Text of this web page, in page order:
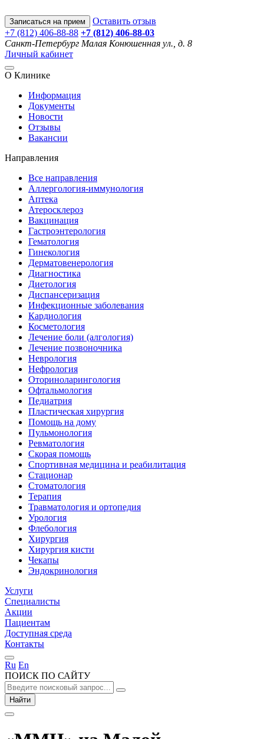
Записаться на прием
Оставить отзыв
+7 (812) 406-88-88 +7 (812) 406-88-03
Санкт-Петербург Малая Конюшенная ул., д. 8
Личный кабинет
О Клинике
Информация
Документы
Новости
Отзывы
Вакансии
Направления
Все направления
Аллергология-иммунология
Аптека
Атеросклероз
Вакцинация
Гастроэнтерология
Гематология
Гинекология
Дерматовенерология
Диагностика
Диетология
Диспансеризация
Инфекционные заболевания
Кардиология
Косметология
Лечение боли (алгология)
Лечение позвоночника
Неврология
Нефрология
Оториноларингология
Офтальмология
Педиатрия
Пластическая хирургия
Помощь на дому
Пульмонология
Ревматология
Скорая помощь
Спортивная медицина и реабилитация
Стационар
Стоматология
Терапия
Травматология и ортопедия
Урология
Флебология
Хирургия
Хирургия кисти
Чекапы
Эндокринология
Услуги
Специалисты
Акции
Пациентам
Доступная среда
Контакты
Ru En
ПОИСК ПО САЙТУ
Найти